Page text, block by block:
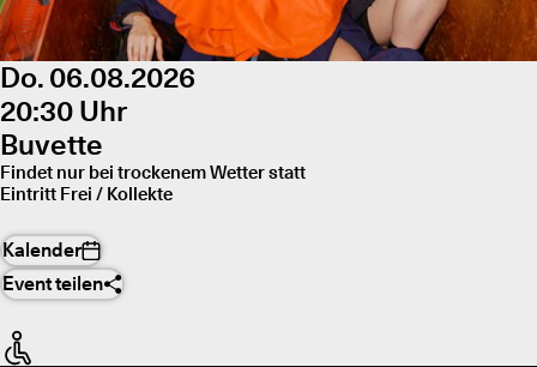
Do. 06.08.2026
20:30 Uhr
Buvette
Findet nur bei trockenem Wetter statt
Eintritt Frei / Kollekte
Kalender
Event teilen